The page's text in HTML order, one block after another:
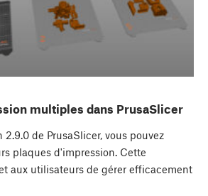
multiples dans PrusaSlicer
de PrusaSlicer, vous pouvez
plaques d'impression. Cette
aux utilisateurs de gérer efficacement